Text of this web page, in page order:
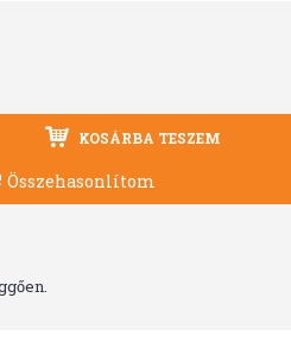
KOSÁRBA TESZEM
Összehasonlítom